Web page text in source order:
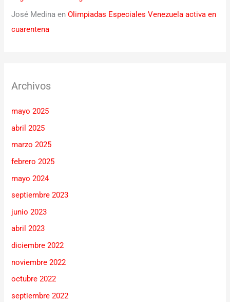
José Medina enOlimpiadas Especiales Venezuela activa en
cuarentena
Archivos
mayo 2025
abril 2025
marzo 2025
febrero 2025
mayo 2024
septiembre 2023
junio 2023
abril 2023
diciembre 2022
noviembre 2022
octubre 2022
septiembre 2022